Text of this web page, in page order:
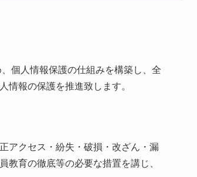
個人情報保護の仕組みを構築し、全
情報の保護を推進致します。
アクセス・紛失・破損・改ざん・漏
教育の徹底等の必要な措置を講じ、